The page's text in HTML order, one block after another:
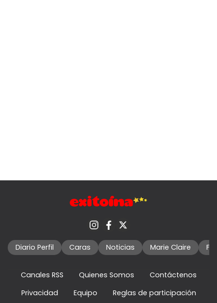
Diario Perfil Caras Noticias Marie Claire
Canales RSS Quienes Somos
Contáctenos
Privacidad
Equipo Reglas de participación